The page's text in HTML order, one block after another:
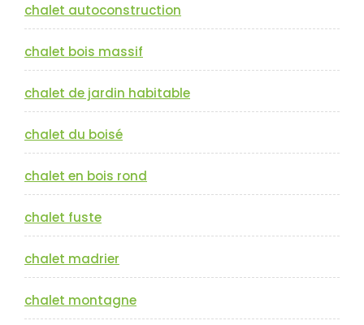
chalet autoconstruction
chalet bois massif
chalet de jardin habitable
chalet du boisé
chalet en bois rond
chalet fuste
chalet madrier
chalet montagne